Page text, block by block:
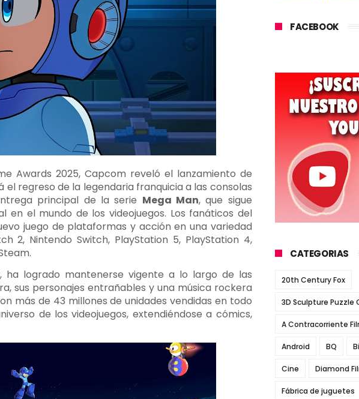
Awards 2025, Capcom reveló el lanzamiento de
el regreso de la legendaria franquicia a las consolas
principal de la serie Mega Man, que sigue
en el mundo de los videojuegos. Los fanáticos del
juego de plataformas y acción en una variedad
2, Nintendo Switch, PlayStation 5, PlayStation 4,
ha logrado mantenerse vigente a lo largo de las
sus personajes entrañables y una música rockera
más de 43 millones de unidades vendidas en todo
de los videojuegos, extendiéndose a cómics,
FACEBOOK
CATEGORIAS
20th Century Fox
3D Sculpture Puzzle
A Contracorriente
Android BQ
Cine Diamond
Fábrica de juguetes